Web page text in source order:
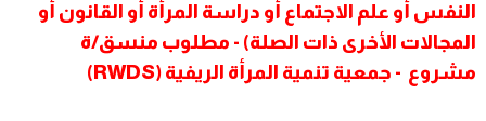
النفس أو علم الاجتماع أو دراسة المرأة أو القانون أو
المجالات الأخرى ذات الصلة) - مطلوب منسق/ة
مشروع - جمعية تنمية المرأة الريفية (‎RWDS)